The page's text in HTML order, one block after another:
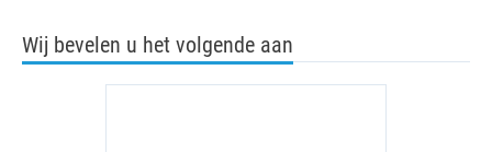
Wij bevelen u het volgende aan